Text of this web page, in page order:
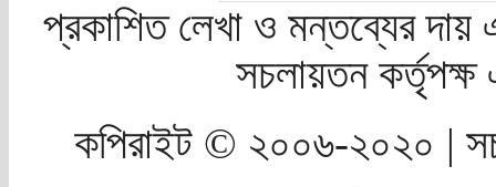
প্রকাশিত লেখা ও মন্তব্যের দায়
সচলায়তন
কপিরাইট © ২০০৬-২০২০ |